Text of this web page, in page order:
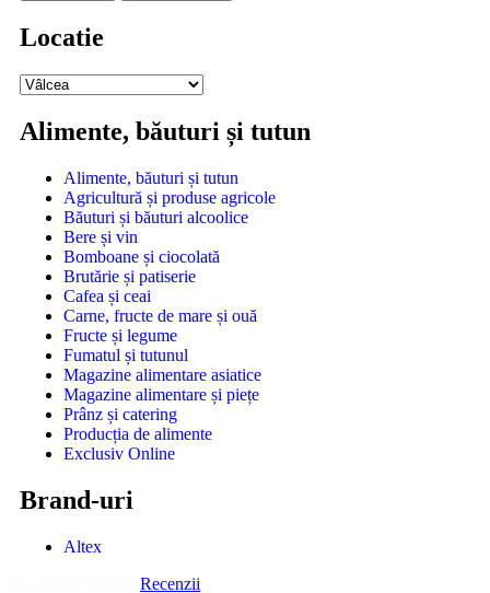
Locatie
Alimente, băuturi și tutun
Alimente, băuturi și tutun
Agricultură și produse agricole
Băuturi și băuturi alcoolice
Bere și vin
Bomboane și ciocolată
Brutărie și patiserie
Cafea și ceai
Carne, fructe de mare și ouă
Fructe și legume
Fumatul și tutunul
Magazine alimentare asiatice
Magazine alimentare și piețe
Prânz și catering
Producția de alimente
Exclusiv Online
Brand-uri
Altex
Recenzii